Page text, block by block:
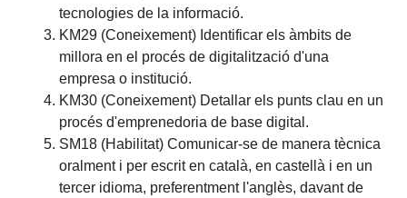
tecnologies de la informació.
KM29 (Coneixement) Identificar els àmbits de
millora en el procés de digitalització d'una
empresa o institució.
KM30 (Coneixement) Detallar els punts clau en un
procés d'emprenedoria de base digital.
SM18 (Habilitat) Comunicar-se de manera tècnica
oralment i per escrit en català, en castellà i en un
tercer idioma, preferentment l'anglès, davant de